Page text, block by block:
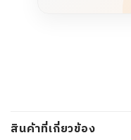
สินค้าที่เกี่ยวข้อง